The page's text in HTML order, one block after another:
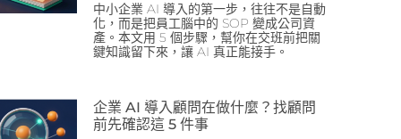
中小企業 AI 導入的第一步，往往不是自動
化，而是把員工腦中的 SOP 變成公司資
產。本文用 5 個步驟，幫你在交班前把關
鍵知識留下來，讓 AI 真正能接手。
企業 AI 導入顧問在做什麼？找顧問
前先確認這 5 件事